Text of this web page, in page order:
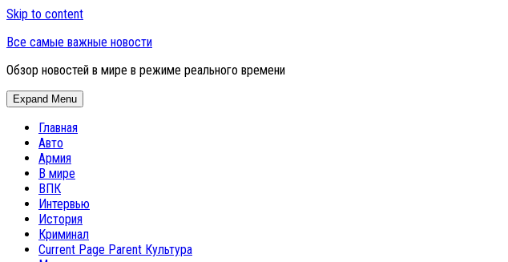
Skip to content
Все самые важные новости
Обзор новостей в мире в режиме реального времени
Expand Menu
Главная
Авто
Армия
В мире
ВПК
Интервью
История
Криминал
Current Page Parent Культура